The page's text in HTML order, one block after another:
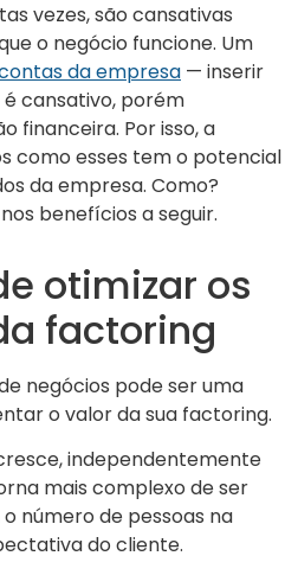
vezes, são cansativas
o negócio funcione. Um
da empresa — inserir
cansativo, porém
financeira. Por isso, a
como esses tem o potencial
da empresa. Como?
benefícios a seguir.
otimizar os
factoring
negócios pode ser uma
o valor da sua factoring.
independentemente
mais complexo de ser
número de pessoas na
do cliente.